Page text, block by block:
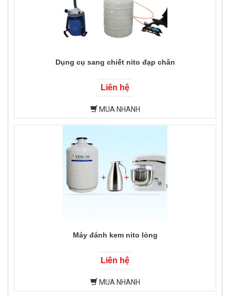
Dụng cụ sang chiết nito đạp chân
Liên hệ
MUA NHANH
Máy đánh kem nito lỏng
Liên hệ
MUA NHANH